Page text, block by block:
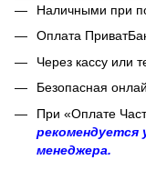
Наличными при
Оплата
Через кассу или
Безопасная
При «Оплате
рекомендуется
менеджера.